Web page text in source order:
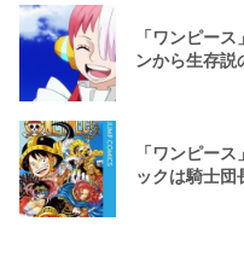
「ワンピー
ンから生存説
「ワンピー
ックは騎士団